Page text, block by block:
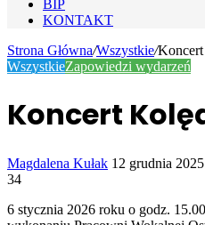
BIP
KONTAKT
Strona Główna/Wszystkie/
WszystkieZapowiedzi wydarzeń
Koncert
Magdalena Kułak Send
12 grudnia 2025
34
6 stycznia 2026 roku o godz.